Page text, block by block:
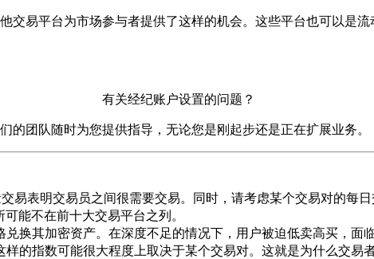
交易平台为市场参与者提供了这样的机会。这些平台也可以是
有关经纪账户设置的问题？
的团队随时为您提供指导，无论您是刚起步还是正在扩展业务。
易表明交易员之间很需要交易。同时，请考虑某个交易对的每
能不在前十大交易平台之列。
换其加密资产。在深度不足的情况下，用户被迫低卖高买，面临
的指数可能很大程度上取决于某个交易对。这就是为什么交易